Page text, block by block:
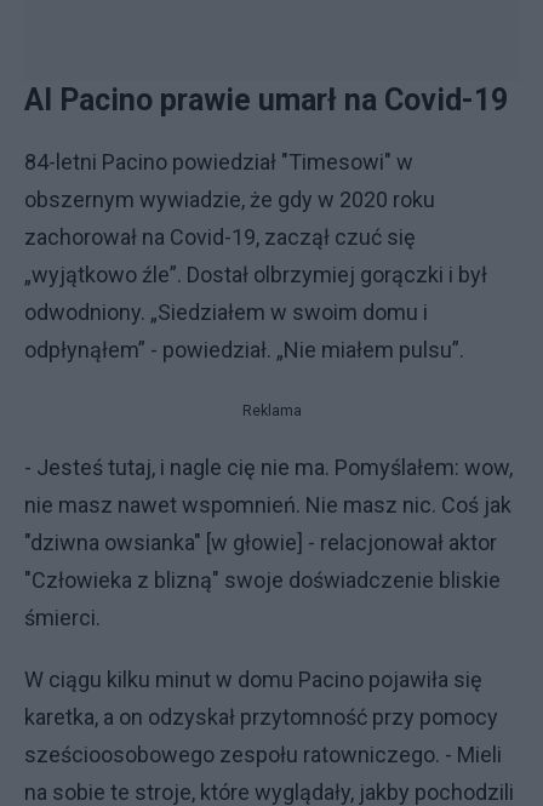
Al Pacino prawie umarł na Covid-19
84-letni Pacino powiedział "Timesowi" w
obszernym wywiadzie, że gdy w 2020 roku
zachorował na Covid-19, zaczął czuć się
„wyjątkowo źle”. Dostał olbrzymiej gorączki i był
odwodniony. „Siedziałem w swoim domu i
odpłynąłem” - powiedział. „Nie miałem pulsu”.
Reklama
- Jesteś tutaj, i nagle cię nie ma. Pomyślałem: wow,
nie masz nawet wspomnień. Nie masz nic. Coś jak
"dziwna owsianka" [w głowie] - relacjonował aktor
"Człowieka z blizną" swoje doświadczenie bliskie
śmierci.
W ciągu kilku minut w domu Pacino pojawiła się
karetka, a on odzyskał przytomność przy pomocy
sześcioosobowego zespołu ratowniczego. - Mieli
na sobie te stroje, które wyglądały, jakby pochodzili